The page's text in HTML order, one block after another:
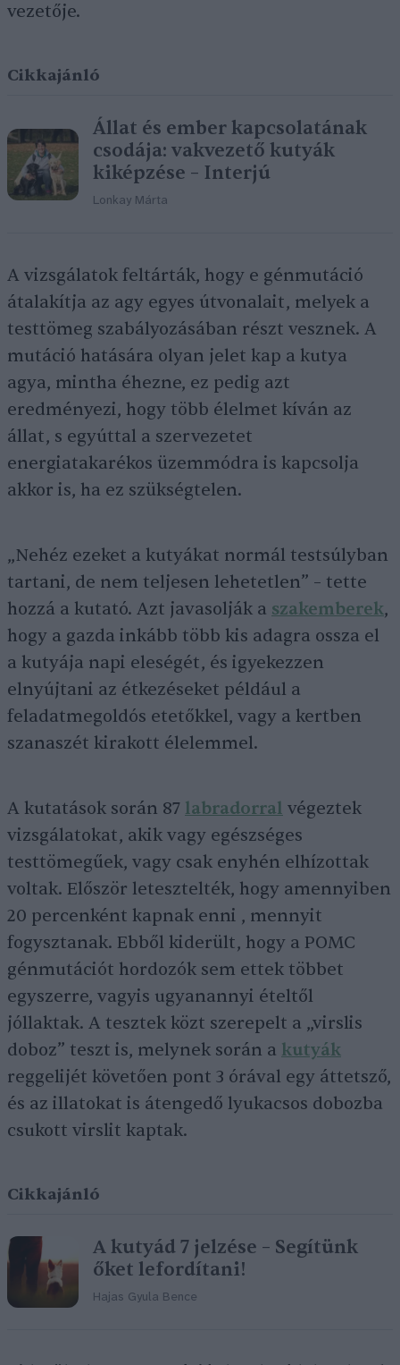
vezetője.
Cikkajánló
Állat és ember kapcsolatának
csodája: vakvezető kutyák
kiképzése – Interjú
Lonkay Márta
A vizsgálatok feltárták, hogy e génmutáció
átalakítja az agy egyes útvonalait, melyek a
testtömeg szabályozásában részt vesznek. A
mutáció hatására olyan jelet kap a kutya
agya, mintha éhezne, ez pedig azt
eredményezi, hogy több élelmet kíván az
állat, s egyúttal a szervezetet
energiatakarékos üzemmódra is kapcsolja
akkor is, ha ez szükségtelen.
„Nehéz ezeket a kutyákat normál testsúlyban
tartani, de nem teljesen lehetetlen” – tette
hozzá a kutató. Azt javasolják a szakemberek,
hogy a gazda inkább több kis adagra ossza el
a kutyája napi eleségét, és igyekezzen
elnyújtani az étkezéseket például a
feladatmegoldós etetőkkel, vagy a kertben
szanaszét kirakott élelemmel.
A kutatások során 87 labradorral végeztek
vizsgálatokat, akik vagy egészséges
testtömegűek, vagy csak enyhén elhízottak
voltak. Először letesztelték, hogy amennyiben
20 percenként kapnak enni , mennyit
fogysztanak. Ebből kiderült, hogy a POMC
génmutációt hordozók sem ettek többet
egyszerre, vagyis ugyanannyi ételtől
jóllaktak. A tesztek közt szerepelt a „virslis
doboz” teszt is, melynek során a kutyák
reggelijét követően pont 3 órával egy áttetsző,
és az illatokat is átengedő lyukacsos dobozba
csukott virslit kaptak.
Cikkajánló
A kutyád 7 jelzése – Segítünk
őket lefordítani!
Hajas Gyula Bence